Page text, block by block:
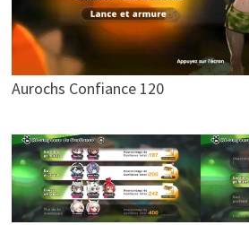
Aurochs Confiance 120